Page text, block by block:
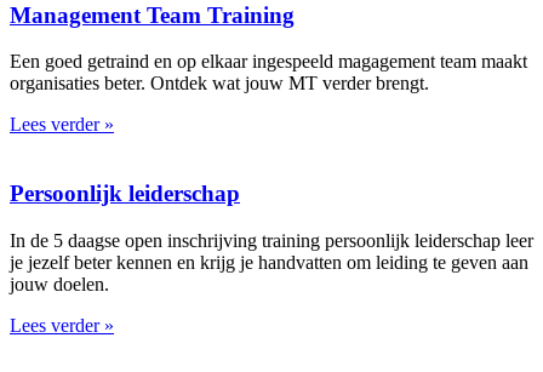
Management Team Training
Een goed getraind en op elkaar ingespeeld magagement team maakt
organisaties beter. Ontdek wat jouw MT verder brengt.
Lees verder »
Persoonlijk leiderschap
In de 5 daagse open inschrijving training persoonlijk leiderschap leer
je jezelf beter kennen en krijg je handvatten om leiding te geven aan
jouw doelen.
Lees verder »